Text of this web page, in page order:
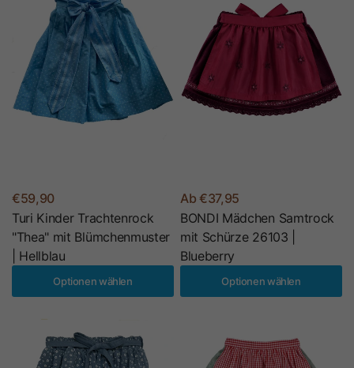
€59,90
Turi Kinder Trachtenrock
"Thea" mit Blümchenmuster
| Hellblau
Optionen wählen
Ab €37,95
BONDI Mädchen Samtrock
mit Schürze 26103 |
Blueberry
Optionen wählen